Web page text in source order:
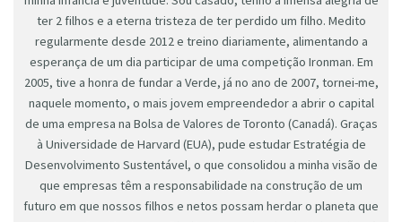
ter 2 filhos e a eterna tristeza de ter perdido um filho. Medito
regularmente desde 2012 e treino diariamente, alimentando a
esperança de um dia participar de uma competição Ironman. Em
2005, tive a honra de fundar a Verde, já no ano de 2007, tornei-me,
naquele momento, o mais jovem empreendedor a abrir o capital
de uma empresa na Bolsa de Valores de Toronto (Canadá). Graças
à Universidade de Harvard (EUA), pude estudar Estratégia de
Desenvolvimento Sustentável, o que consolidou a minha visão de
que empresas têm a responsabilidade na construção de um
futuro em que nossos filhos e netos possam herdar o planeta que